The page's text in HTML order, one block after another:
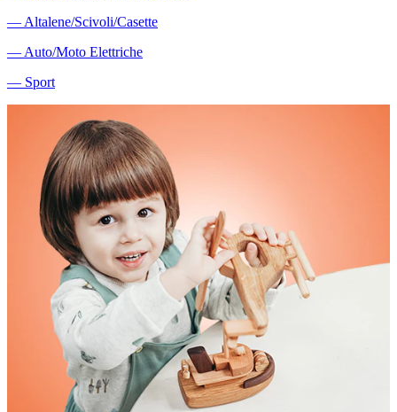
― Altalene/Scivoli/Casette
― Auto/Moto Elettriche
― Sport